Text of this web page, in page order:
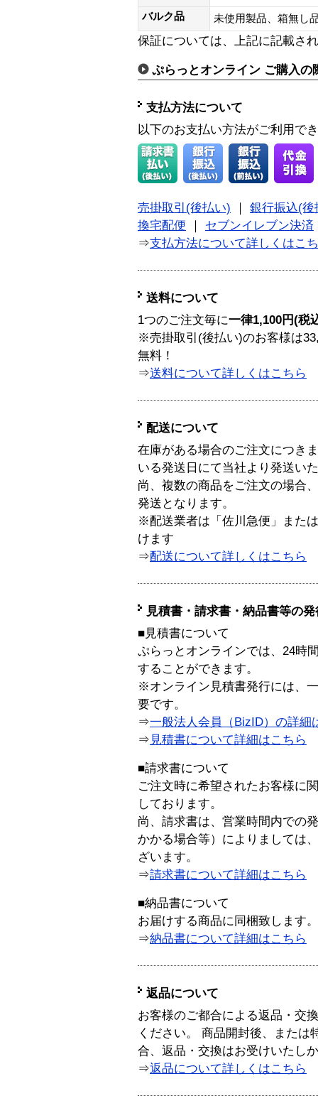
バルク品
未使用製品、箱無
保証については、上記に記載さ
ぷらっとオンライン ご購入の
支払方法について
以下のお支払い方法がご利用で
売掛取引(後払い)
銀行振込(後
換宅配便
セブンイレブン決済
⇒支払方法について詳しくはこ
送料について
1つのご注文毎に一律1,100円(税
※売掛取引(後払い)のお客様は
無料！
⇒送料について詳しくはこちら
配送について
在庫がある場合のご注文につき
いる発送日にて当社より発送い
尚、複数の商品をご注文の場合
発送となります。
※配送業者は「佐川急便」また
けます
⇒配送について詳しくはこちら
見積書・請求書・納品書等の
■見積書について
ぷらっとオンラインでは、24時
することができます。
※オンライン見積書発行には、
要です。
⇒一般法人会員（BizID）の詳細
⇒ 見積書について詳細はこちら
■請求書について
ご注文時に希望されたお客様に
しております。
尚、請求書は、営業時間内での
かかる場合等）によりましては
ざいます。
⇒請求書について詳細はこちら
■納品書について
お届けする商品に同梱致します。
⇒納品書について詳細はこちら
返品について
お客様のご都合による返品・交
ください。 商品開封後、または
合、返品・交換はお受けいたし
⇒返品について詳しくはこちら